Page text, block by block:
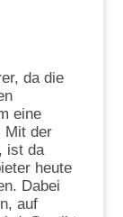
da die
eine
Mit der
ist da
heute
Dabei
auf